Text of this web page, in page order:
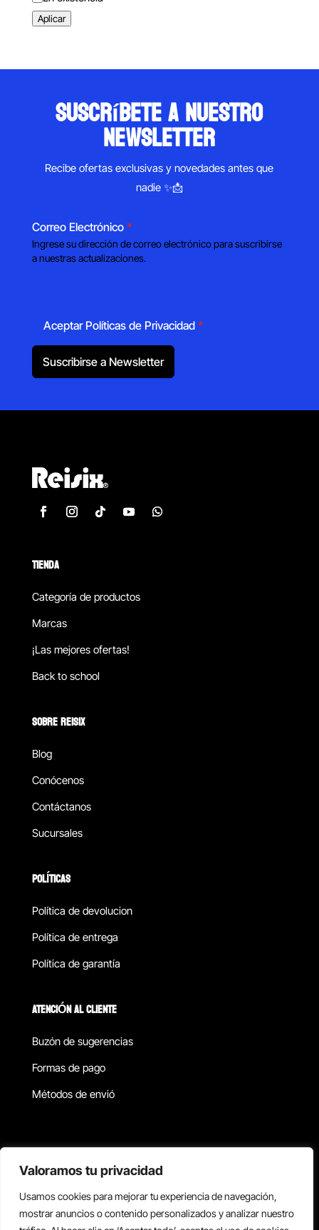
Valoramos tu privacidad
Usamos cookies para mejorar tu experiencia de navegación,
mostrar anuncios o contenido personalizados y analizar nuestro
Aplicar
suscríbete a nuestro
newsletter
Recibe ofertas exclusivas y novedades antes que
nadie ✨📩
Correo Electrónico *
Ingrese su dirección de correo electrónico para suscribirse
a nuestras actualizaciones.
Aceptar Políticas de Privacidad *
Suscribirse a Newsletter
TIENDA
Categoría de productos
Marcas
¡Las mejores ofertas!
Back to school
SOBRE REISIX
Blog
Conócenos
Contáctanos
Sucursales
POLÍTICAS
Política de devolucion
Política de entrega
Política de garantía
ATENCIÓN AL CLIENTE
Buzón de sugerencias
Formas de pago
Métodos de envió
Copyright © 2026 Reisix. Todos los derechos reservados.